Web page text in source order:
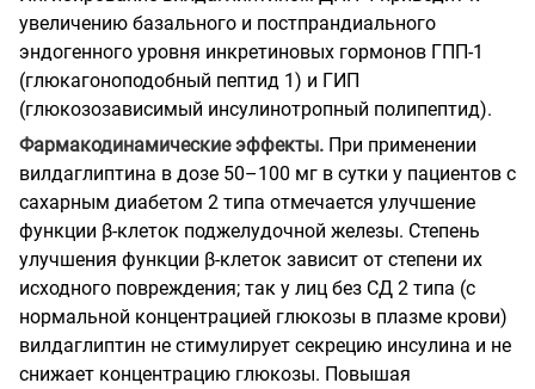
увеличению базального и постпрандиального
эндогенного уровня инкретиновых гормонов ГПП-1
(глюкагоноподобный пептид 1) и ГИП
(глюкозозависимый инсулинотропный полипептид).
Фармакодинамические эффекты. При применении
вилдаглиптина в дозе 50–100 мг в сутки у пациентов с
сахарным диабетом 2 типа отмечается улучшение
функции β-клеток поджелудочной железы. Степень
улучшения функции β-клеток зависит от степени их
исходного повреждения; так у лиц без СД 2 типа (с
нормальной концентрацией глюкозы в плазме крови)
вилдаглиптин не стимулирует секрецию инсулина и не
снижает концентрацию глюкозы. Повышая